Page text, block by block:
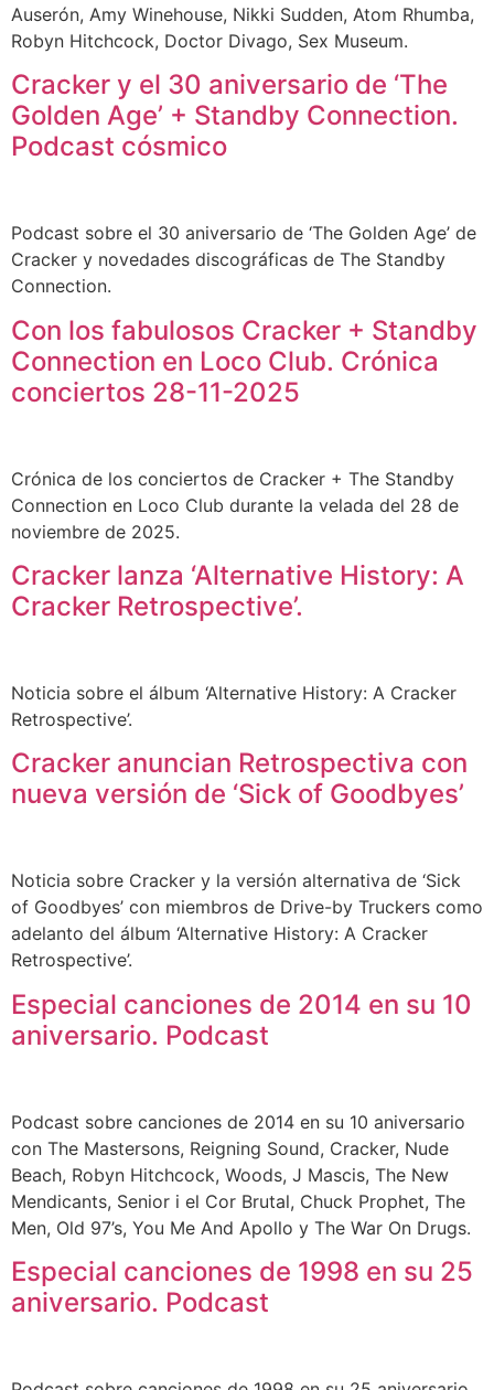
Auserón, Amy Winehouse, Nikki Sudden, Atom Rhumba,
Robyn Hitchcock, Doctor Divago, Sex Museum.
Cracker y el 30 aniversario de ‘The
Golden Age’ + Standby Connection.
Podcast cósmico
Podcast sobre el 30 aniversario de ‘The Golden Age’ de
Cracker y novedades discográficas de The Standby
Connection.
Con los fabulosos Cracker + Standby
Connection en Loco Club. Crónica
conciertos 28-11-2025
Crónica de los conciertos de Cracker + The Standby
Connection en Loco Club durante la velada del 28 de
noviembre de 2025.
Cracker lanza ‘Alternative History: A
Cracker Retrospective’.
Noticia sobre el álbum ‘Alternative History: A Cracker
Retrospective’.
Cracker anuncian Retrospectiva con
nueva versión de ‘Sick of Goodbyes’
Noticia sobre Cracker y la versión alternativa de ‘Sick
of Goodbyes’ con miembros de Drive-by Truckers como
adelanto del álbum ‘Alternative History: A Cracker
Retrospective’.
Especial canciones de 2014 en su 10
aniversario. Podcast
Podcast sobre canciones de 2014 en su 10 aniversario
con The Mastersons, Reigning Sound, Cracker, Nude
Beach, Robyn Hitchcock, Woods, J Mascis, The New
Mendicants, Senior i el Cor Brutal, Chuck Prophet, The
Men, Old 97’s, You Me And Apollo y The War On Drugs.
Especial canciones de 1998 en su 25
aniversario. Podcast